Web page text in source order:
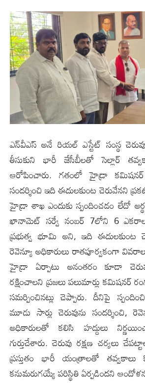
ఎన్‌వీఎస్ అనే రియల్ ఎస్టేట్ సంస్థ
తీసుకుని భారీ జేసీబీలతో సెల్లార్
ఆరోపించారు. గతంలో హైడ్రా
సందర్శించి ఇది ఈదులకుంట చెరువేనని
హైడ్రా శాఖ ఎందుకు స్పందించడం లేదో
ఖానామెట్ సర్వే నంబర్‌ 7లోని 6
ప్రభుత్వ భూమి అని, ఇది ఈదులకుంట
రెవెన్యూ అధికారులు రాతపూర్వకంగా
హైడ్రా ఏర్పాటు అనంతరం కూడా
రక్షించాలని ప్రజలు పలుమార్లు కమిషనర్
సమర్పించినట్లు చెప్పారు. దీనిపై
మూడు సార్లు చెరువును సందర్శించి,
అధికారులతో కలిసి హద్దులు
గుర్తుచేశారు. చెరువు రక్షణ చర్యలు
ప్రస్తుతం భారీ యంత్రాలతో తవ్వకాలు
కనుమరుగయ్యే పరిస్థితి ఏర్పడిందని